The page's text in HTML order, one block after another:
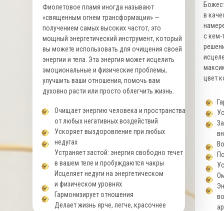
в
с кем-
цвет
Фиолетовое пламя иногда называют
«священным огнем трансформации» —
получением самых высоких частот, это
мощный энергетический инструмент, который
вы можете использовать для очищения своей
энергии и тела. Эта энергия может исцелить
эмоциональные и физические проблемы,
улучшить ваши отношения, помочь вам
духовно расти или просто облегчить жизнь.
Очищает энергию человека и пространства
от любых негативных воздействий
Ускоряет выздоровление при любых
недугах
Устраняет застой: энергия свободно течет
в вашем теле и пробуждаются чакры
Исцеляет недуги на энергетическом
и физическом уровнях
Гармонизирует отношения
Делает жизнь ярче, легче, красочнее